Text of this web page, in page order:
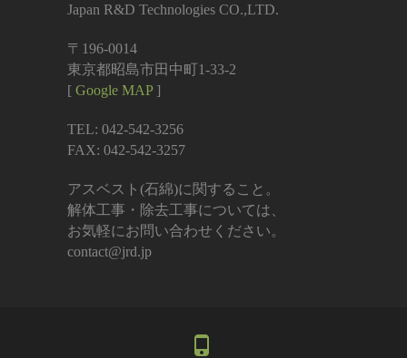
Japan R&D Technologies CO.,LTD.
〒196-0014
東京都昭島市田中町1-33-2
[ Google MAP]
TEL: 042-542-3256
FAX: 042-542-3257
アスベスト(石綿)に関すること。
解体工事・除去工事については、
お気軽にお問い合わせください。
contact@jrd.jp